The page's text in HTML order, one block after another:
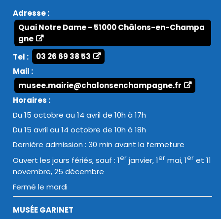
Adresse :
Quai Notre Dame - 51000 Châlons-en-Champa
gne
Tel :
03 26 69 38 53
Mail :
musee.mairie@chalonsenchampagne.fr
Horaires :
Du 15 octobre au 14 avril de 10h à 17h
Du 15 avril au 14 octobre de 10h à 18h
Dernière admission : 30 min avant la fermeture
Ouvert les jours fériés, sauf : 1er janvier, 1er mai, 1er et 11
novembre, 25 décembre
Fermé le mardi
MUSÉE GARINET